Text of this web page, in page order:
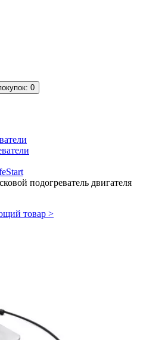
: 0
подогреватель двигателя
товар >